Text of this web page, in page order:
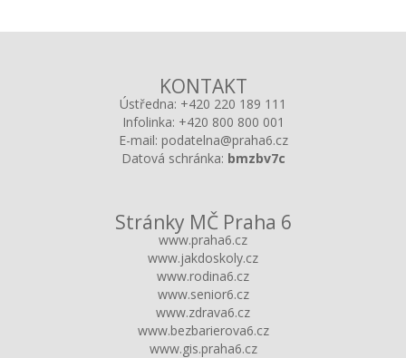
KONTAKT
Ústředna: +420 220 189 111
Infolinka: +420 800 800 001
E-mail: podatelna@praha6.cz
Datová schránka: bmzbv7c
Stránky MČ Praha 6
www.praha6.cz
www.jakdoskoly.cz
www.rodina6.cz
www.senior6.cz
www.zdrava6.cz
www.bezbarierova6.cz
www.gis.praha6.cz